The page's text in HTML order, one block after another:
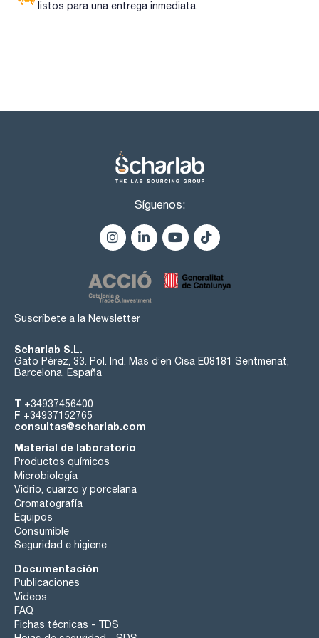
listos para una entrega inmediata.
Síguenos:
Suscríbete a la Newsletter
Scharlab S.L.
Gato Pérez, 33. Pol. Ind. Mas d’en Cisa E08181 Sentmenat,
Barcelona, España
T +34937456400
F +34937152765
consultas@scharlab.com
Material de laboratorio
Productos químicos
Microbiología
Vidrio, cuarzo y porcelana
Cromatografía
Equipos
Consumible
Seguridad e higiene
Documentación
Publicaciones
Videos
FAQ
Fichas técnicas - TDS